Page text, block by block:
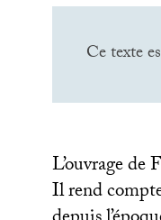
Ce texte
L’ouvrage
Il rend